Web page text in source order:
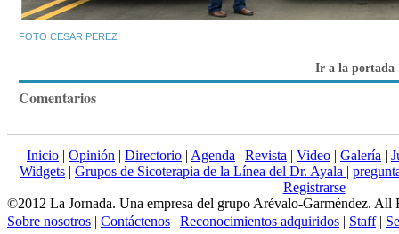
FOTO CESAR PEREZ
Ir a la portada
Comentarios
Inicio | Opinión | Directorio | Agenda | Revista | Video | Galería |
Widgets | Grupos de Sicoterapia de la Línea del Dr. Ayala |
Registrarse
©2012 La Jornada. Una empresa del grupo Arévalo-Garméndez. All
Sobre nosotros | Contáctenos | Reconocimientos adquiridos | Staff|